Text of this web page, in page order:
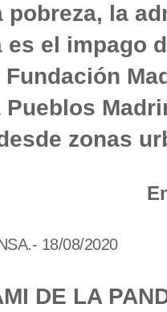
pobreza, la
es el impago
Pueblos
zonas
18/08/2020
DE LA